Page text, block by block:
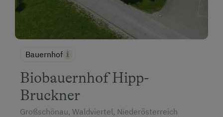
Tischtennis
Seminar-Dienstleistungen
Bauernhof
Biobauernhof Hipp-
Bruckner
Großschönau, Waldviertel, Niederösterreich